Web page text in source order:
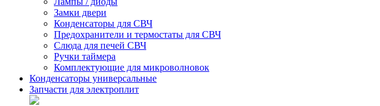
Замки двери
Конденсаторы для СВЧ
Предохранители и термостаты для СВЧ
Слюда для печей СВЧ
Ручки таймера
Комплектующие для микроволновок
Конденсаторы универсальные
Запчасти для электроплит